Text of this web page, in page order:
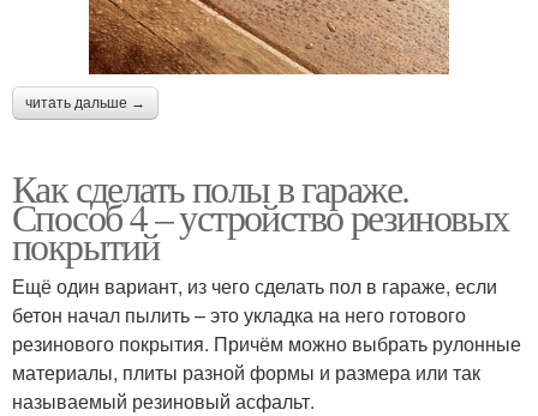
читать дальше →
Как сделать полы в гараже.
Способ 4 – устройство резиновых
покрытий
Ещё один вариант, из чего сделать пол в гараже, если
бетон начал пылить – это укладка на него готового
резинового покрытия. Причём можно выбрать рулонные
материалы, плиты разной формы и размера или так
называемый резиновый асфальт.